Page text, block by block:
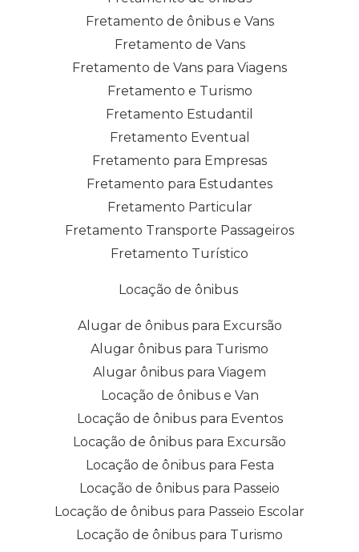
Fretamento de ônibus e Vans
Fretamento de Vans
Fretamento de Vans para Viagens
Fretamento e Turismo
Fretamento Estudantil
Fretamento Eventual
Fretamento para Empresas
Fretamento para Estudantes
Fretamento Particular
Fretamento Transporte Passageiros
Fretamento Turístico
Locação de ônibus
Alugar de ônibus para Excursão
Alugar ônibus para Turismo
Alugar ônibus para Viagem
Locação de ônibus e Van
Locação de ônibus para Eventos
Locação de ônibus para Excursão
Locação de ônibus para Festa
Locação de ônibus para Passeio
Locação de ônibus para Passeio Escolar
Locação de ônibus para Turismo